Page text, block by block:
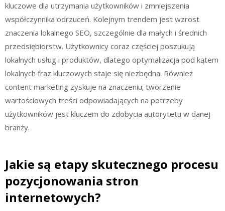
kluczowe dla utrzymania użytkowników i zmniejszenia
współczynnika odrzuceń. Kolejnym trendem jest wzrost
znaczenia lokalnego SEO, szczególnie dla małych i średnich
przedsiębiorstw. Użytkownicy coraz częściej poszukują
lokalnych usług i produktów, dlatego optymalizacja pod kątem
lokalnych fraz kluczowych staje się niezbędna. Również
content marketing zyskuje na znaczeniu; tworzenie
wartościowych treści odpowiadających na potrzeby
użytkowników jest kluczem do zdobycia autorytetu w danej
branży.
Jakie są etapy skutecznego procesu
pozycjonowania stron
internetowych?